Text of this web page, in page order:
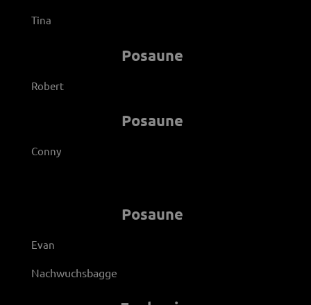
Tina
Posaune
Robert
Posaune
Conny
Posaune
Evan
Nachwuchsbagge